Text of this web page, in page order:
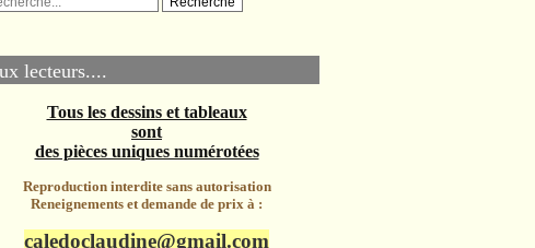
lecteurs....
Tous les dessins et tableaux
sont
des pièces uniques numérotées
Reproduction interdite sans autorisation
Reneignements et demande de prix à :
caledoclaudine@gmail.com